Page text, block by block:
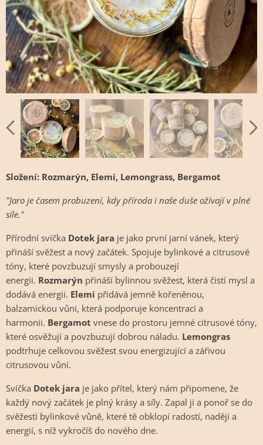
Složení: Rozmarýn, Elemi, Lemongrass, Bergamot
"Jaro je časem probuzení, kdy příroda i naše duše ožívají v plné
síle."
Přírodní svíčka Dotek jara je jako první jarní vánek, který
přináší svěžest a nový začátek. Spojuje bylinkové a citrusové
tóny, které povzbuzují smysly a probouzejí
energii. Rozmarýn přináší bylinnou svěžest, která čistí mysl a
dodává energii. Elemi přidává jemně kořeněnou,
balzamickou vůni, která podporuje koncentraci a
harmonii. Bergamot vnese do prostoru jemné citrusové tóny,
které osvěžují a povzbuzují dobrou náladu. Lemongras
podtrhuje celkovou svěžest svou energizující a zářivou
citrusovou vůní.
Svíčka Dotek jara je jako přítel, který nám připomene, že
každý nový začátek je plný krásy a síly. Zapal ji a ponoř se do
svěžesti bylinkové vůně, které tě obklopí radostí, nadějí a
energií, s níž vykročíš do nového dne.